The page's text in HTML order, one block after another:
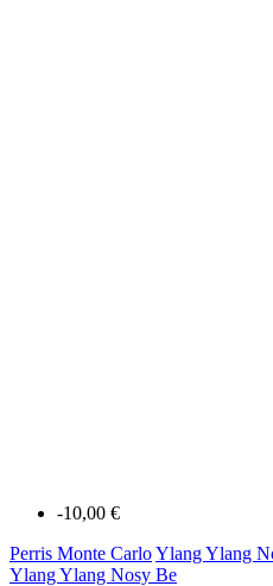
-10,00 €
Perris Monte CarloYlang Ylang
Ylang Ylang Nosy Be